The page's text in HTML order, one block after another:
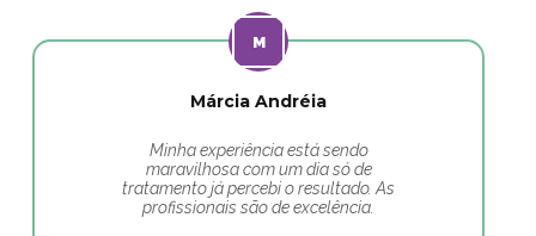
Márcia Andréia
Minha experiência está sendo
maravilhosa com um dia só de
tratamento já percebi o resultado. As
profissionais são de excelência.